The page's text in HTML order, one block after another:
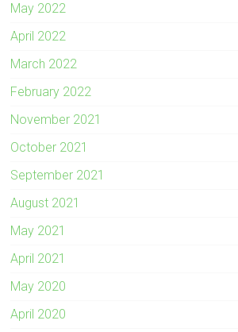
May 2022
April 2022
March 2022
February 2022
November 2021
October 2021
September 2021
August 2021
May 2021
April 2021
May 2020
April 2020